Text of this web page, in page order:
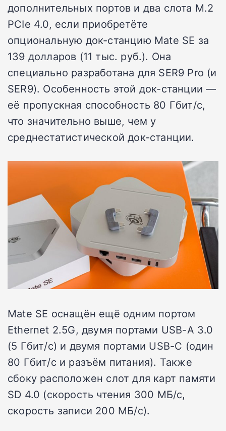
дополнительных портов и два слота M.2
PCIe 4.0, если приобретёте
опциональную док-станцию Mate SE за
139 долларов (11 тыс. руб.). Она
специально разработана для SER9 Pro (и
SER9). Особенность этой док-станции —
её пропускная способность 80 Гбит/с,
что значительно выше, чем у
среднестатистической док-станции.
Mate SE оснащён ещё одним портом
Ethernet 2.5G, двумя портами USB-A 3.0
(5 Гбит/с) и двумя портами USB-C (один
80 Гбит/с и разъём питания). Также
сбоку расположен слот для карт памяти
SD 4.0 (скорость чтения 300 МБ/с,
скорость записи 200 МБ/с).